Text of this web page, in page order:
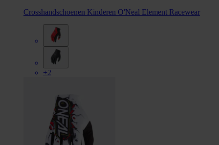
Crosshandschoenen Kinderen O'Neal Element Racewear
+2